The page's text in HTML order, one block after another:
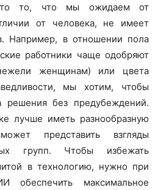
то, что мы ожидаем от
от человека, не имеет
Например, в отношении пола
работники чаще одобряют
женщинам) или цвета
мы хотим, чтобы
решения без предубеждений.
лучше иметь разнообразную
представить взгляды
групп. Чтобы избежать
в технологию, нужно при
обеспечить максимальное